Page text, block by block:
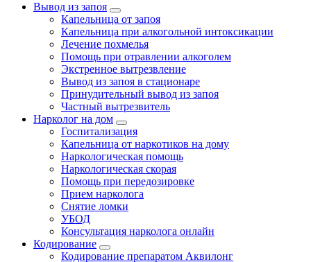
Вывод из запоя
Капельница от запоя
Капельница при алкогольной интоксикации
Лечение похмелья
Помощь при отравлении алкоголем
Экстренное вытрезвление
Вывод из запоя в стационаре
Принудительный вывод из запоя
Частный вытрезвитель
Нарколог на дом
Госпитализация
Капельница от наркотиков на дому
Наркологическая помощь
Наркологическая скорая
Помощь при передозировке
Прием нарколога
Снятие ломки
УБОД
Консультация нарколога онлайн
Кодирование
Кодирование препаратом Аквилонг